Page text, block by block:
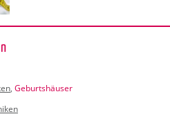
, Geburtshäuser